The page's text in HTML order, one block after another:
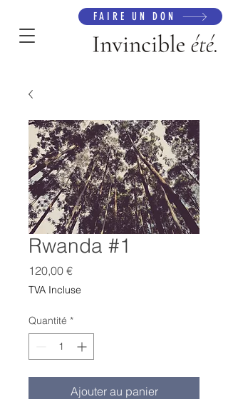
FAIRE UN DON
Rwanda #1
120,00 €Prix
TVA Incluse
Quantité *
Ajouter au panier